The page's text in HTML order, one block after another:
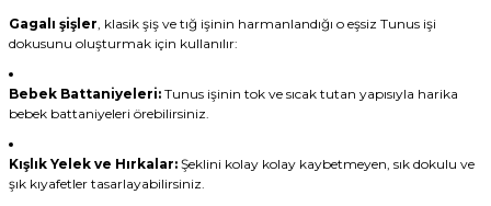
Gagalı şişler, klasik şiş ve tığ işinin harmanlandığı o eşsiz Tunus işi
dokusunu oluşturmak için kullanılır:
Bebek Battaniyeleri:Tunus işinin tok ve sıcak tutan yapısıyla harika
bebek battaniyeleri örebilirsiniz.
Kışlık Yelek ve Hırkalar:Şeklini kolay kolay kaybetmeyen, sık dokulu ve
şık kıyafetler tasarlayabilirsiniz.